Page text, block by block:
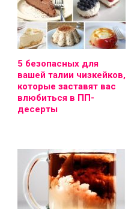
5 безопасных для
вашей талии чизкейков,
которые заставят вас
влюбиться в ПП-
десерты